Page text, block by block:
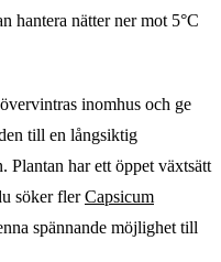
hantera nätter ner mot 5°C
inomhus och ge
till en långsiktig
Plantan har ett öppet växtsätt
söker flerCapsicum
spännande möjlighet till